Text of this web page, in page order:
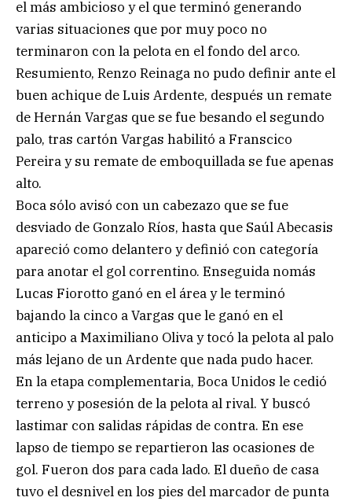
el más ambicioso y el que terminó generando
varias situaciones que por muy poco no
terminaron con la pelota en el fondo del arco.
Resumiento, Renzo Reinaga no pudo definir ante el
buen achique de Luis Ardente, después un remate
de Hernán Vargas que se fue besando el segundo
palo, tras cartón Vargas habilitó a Franscico
Pereira y su remate de emboquillada se fue apenas
alto.
Boca sólo avisó con un cabezazo que se fue
desviado de Gonzalo Ríos, hasta que Saúl Abecasis
apareció como delantero y definió con categoría
para anotar el gol correntino. Enseguida nomás
Lucas Fiorotto ganó en el área y le terminó
bajando la cinco a Vargas que le ganó en el
anticipo a Maximiliano Oliva y tocó la pelota al palo
más lejano de un Ardente que nada pudo hacer.
En la etapa complementaria, Boca Unidos le cedió
terreno y posesión de la pelota al rival. Y buscó
lastimar con salidas rápidas de contra. En ese
lapso de tiempo se repartieron las ocasiones de
gol. Fueron dos para cada lado. El dueño de casa
tuvo el desnivel en los pies del marcador de punta